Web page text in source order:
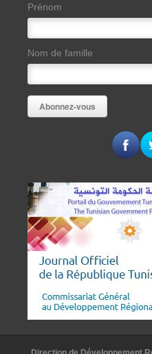
Prénom
Nom de famille